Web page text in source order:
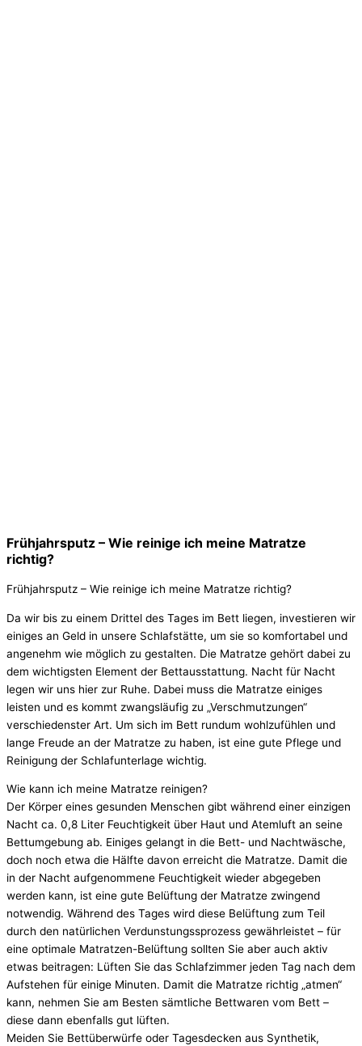
Frühjahrsputz – Wie reinige ich meine Matratze
richtig?
Frühjahrsputz – Wie reinige ich meine Matratze richtig?
Da wir bis zu einem Drittel des Tages im Bett liegen, investieren wir
einiges an Geld in unsere Schlafstätte, um sie so komfortabel und
angenehm wie möglich zu gestalten. Die Matratze gehört dabei zu
dem wichtigsten Element der Bettausstattung. Nacht für Nacht
legen wir uns hier zur Ruhe. Dabei muss die Matratze einiges
leisten und es kommt zwangsläufig zu „Verschmutzungen“
verschiedenster Art. Um sich im Bett rundum wohlzufühlen und
lange Freude an der Matratze zu haben, ist eine gute Pflege und
Reinigung der Schlafunterlage wichtig.
Wie kann ich meine Matratze reinigen?
Der Körper eines gesunden Menschen gibt während einer einzigen
Nacht ca. 0,8 Liter Feuchtigkeit über Haut und Atemluft an seine
Bettumgebung ab. Einiges gelangt in die Bett- und Nachtwäsche,
doch noch etwa die Hälfte davon erreicht die Matratze. Damit die
in der Nacht aufgenommene Feuchtigkeit wieder abgegeben
werden kann, ist eine gute Belüftung der Matratze zwingend
notwendig. Während des Tages wird diese Belüftung zum Teil
durch den natürlichen Verdunstungssprozess gewährleistet – für
eine optimale Matratzen-Belüftung sollten Sie aber auch aktiv
etwas beitragen: Lüften Sie das Schlafzimmer jeden Tag nach dem
Aufstehen für einige Minuten. Damit die Matratze richtig „atmen“
kann, nehmen Sie am Besten sämtliche Bettwaren vom Bett –
diese dann ebenfalls gut lüften.
Meiden Sie Bettüberwürfe oder Tagesdecken aus Synthetik,